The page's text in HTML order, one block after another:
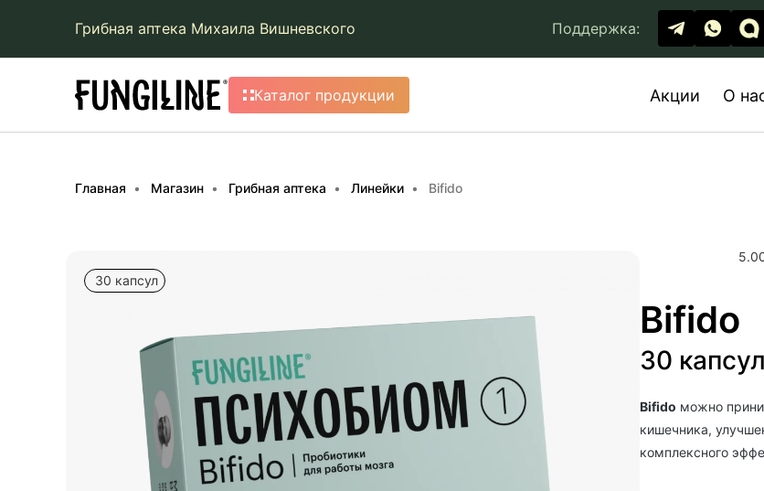
Грибная аптека Михаила Вишневского Поддержка:
Каталог продукции Акции О
Главная Магазин Грибная аптека Линейки Bifido
30 капсул
Bifido
30 капсул
Bifido можно
кишечника,
комплексного